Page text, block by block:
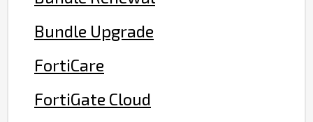
Bundle Upgrade
FortiCare
FortiGate Cloud